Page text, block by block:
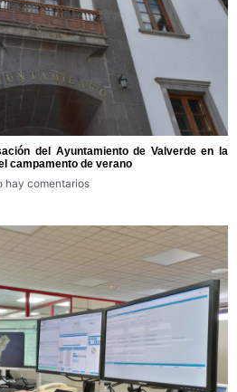
del Ayuntamiento de Valverde en la
campamento de verano
hay comentarios